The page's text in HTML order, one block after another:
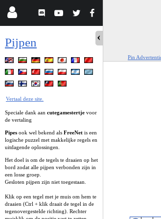
Pijpen
Vertaal deze site.
Speciale dank aan cutegamestertje voor
de vertaling
Pipes ook wel bekend als FreeNet is een
logische puzzel met makkelijke regels en
uitdagende oplossingen.
Het doel is om de tegels te draaien op het
bord zodat alle pijpen verbonden zijn in
een losse groep.
Gesloten pijpen zijn niet toegestaan.
Klik op een tegel met je muis om hem te
draaien (Ctrl + klik draait de tegel in de
tegenovergestelde richting). Rechter
Pin